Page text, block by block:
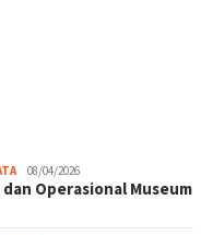
08/04/2026
Operasional Museum